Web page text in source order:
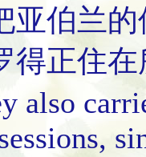
亚伯兰
得正住
also